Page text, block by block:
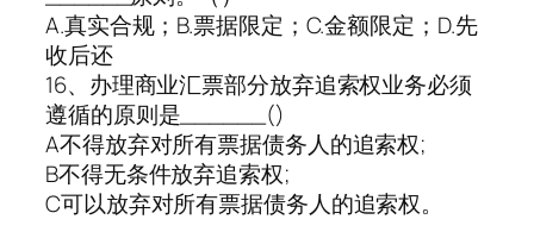
A.真实合规；B.票据限定；C.金额限定；D.先
收后还
16、办理商业汇票部分放弃追索权业务必须
遵循的原则是______()
A不得放弃对所有票据债务人的追索权;
B不得无条件放弃追索权;
C可以放弃对所有票据债务人的追索权。